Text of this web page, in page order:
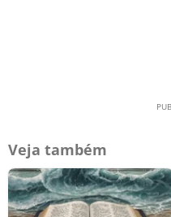
Veja também